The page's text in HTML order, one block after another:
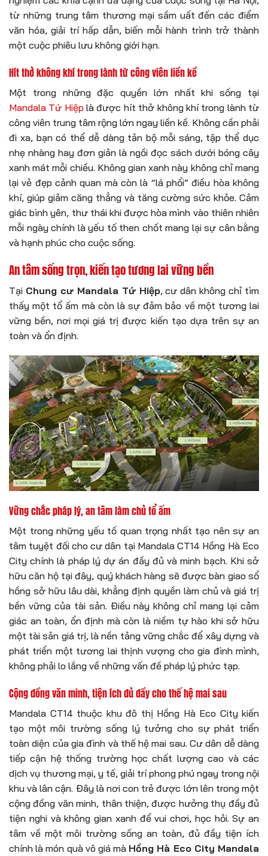
từ những trung tâm thương mại sầm uất đến các điểm
văn hóa, giải trí hấp dẫn, biến mỗi hành trình trở thành
một cuộc phiêu lưu không giới hạn.
Hít thở không khí trong lành từ công viên liền kề
Một trong những đặc quyền lớn nhất khi sống tại
Mandala Tứ Hiệplà được hít thở không khí trong lành từ
công viên trung tâm rộng lớn ngay liền kề. Không cần phải
đi xa, bạn có thể dễ dàng tản bộ mỗi sáng, tập thể dục
nhẹ nhàng hay đơn giản là ngồi đọc sách dưới bóng cây
xanh mát mỗi chiều. Không gian xanh này không chỉ mang
lại vẻ đẹp cảnh quan mà còn là “lá phổi” điều hòa không
khí, giúp giảm căng thẳng và tăng cường sức khỏe. Cảm
giác bình yên, thư thái khi được hòa mình vào thiên nhiên
mỗi ngày chính là yếu tố then chốt mang lại sự cân bằng
và hạnh phúc cho cuộc sống.
An tâm sống trọn, kiến tạo tương lai vững bền
Tại Chung cư Mandala Tứ Hiệp, cư dân không chỉ tìm
thấy một tổ ấm mà còn là sự đảm bảo về một tương lai
vững bền, nơi mọi giá trị được kiến tạo dựa trên sự an
toàn và ổn định.
Vững chắc pháp lý, an tâm làm chủ tổ ấm
Một trong những yếu tố quan trọng nhất tạo nên sự an
tâm tuyệt đối cho cư dân tại Mandala CT14 Hồng Hà Eco
City chính là pháp lý dự án đầy đủ và minh bạch. Khi sở
hữu căn hộ tại đây, quý khách hàng sẽ được bàn giao sổ
hồng sở hữu lâu dài, khẳng định quyền làm chủ và giá trị
bền vững của tài sản. Điều này không chỉ mang lại cảm
giác an toàn, ổn định mà còn là niềm tự hào khi sở hữu
một tài sản giá trị, là nền tảng vững chắc để xây dựng và
phát triển một tương lai thịnh vượng cho gia đình mình,
không phải lo lắng về những vấn đề pháp lý phức tạp.
Cộng đồng văn minh, tiện ích đủ đầy cho thế hệ mai sau
Mandala CT14 thuộc khu đô thị Hồng Hà Eco City kiến
tạo một môi trường sống lý tưởng cho sự phát triển
toàn diện của gia đình và thế hệ mai sau. Cư dân dễ dàng
tiếp cận hệ thống trường học chất lượng cao và các
dịch vụ thương mại, y tế, giải trí phong phú ngay trong nội
khu và lân cận. Đây là nơi con trẻ được lớn lên trong một
cộng đồng văn minh, thân thiện, được hưởng thụ đầy đủ
tiện nghi và không gian xanh để vui chơi, học hỏi. Sự an
tâm về một môi trường sống an toàn, đủ đầy tiện ích
chính là món quà vô giá mà Hồng Hà Eco City Mandala